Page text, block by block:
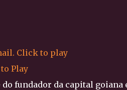
Play
fundador da capital goiana